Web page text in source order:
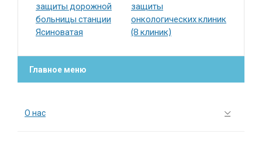
защиты дорожной
больницы станции
Ясиноватая
защиты
онкологических клиник
(8 клиник)
Главное меню
О нас